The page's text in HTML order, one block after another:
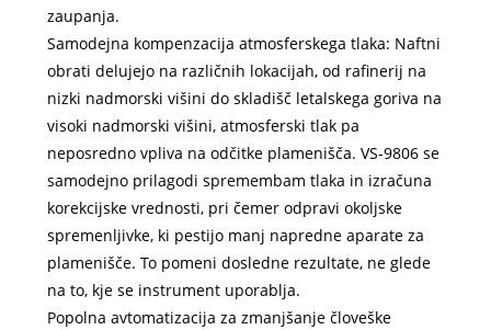
zaupanja.
Samodejna kompenzacija atmosferskega tlaka: Naftni
obrati delujejo na različnih lokacijah, od rafinerij na
nizki nadmorski višini do skladišč letalskega goriva na
visoki nadmorski višini, atmosferski tlak pa
neposredno vpliva na odčitke plamenišča. VS-9806 se
samodejno prilagodi spremembam tlaka in izračuna
korekcijske vrednosti, pri čemer odpravi okoljske
spremenljivke, ki pestijo manj napredne aparate za
plamenišče. To pomeni dosledne rezultate, ne glede
na to, kje se instrument uporablja.
Popolna avtomatizacija za zmanjšanje človeške